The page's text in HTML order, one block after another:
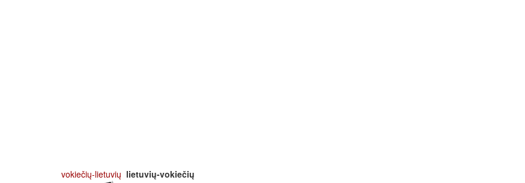
vokiečių-lietuvių lietuvių-vokiečių